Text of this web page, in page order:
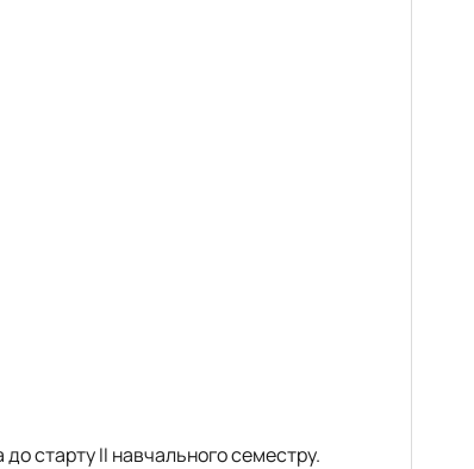
до старту ІІ навчального семестру.